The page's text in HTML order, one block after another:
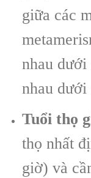
giữa các
nhau dưới
nhau dưới
Tuổi thọ
thọ nhất
giờ) và